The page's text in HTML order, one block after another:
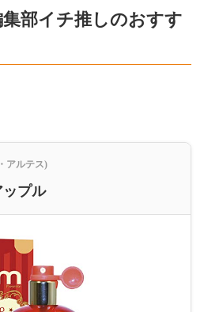
集部イチ推しのおすす
アルテス)
プル